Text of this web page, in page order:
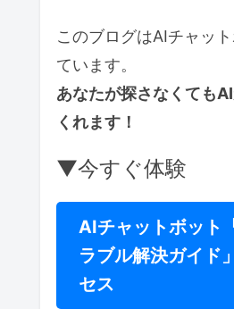
このブログはAIチャッ
ています。
あなたが探さなくても
くれます！
▼今すぐ体験
AIチャットボット
ラブル解決ガイド
セス